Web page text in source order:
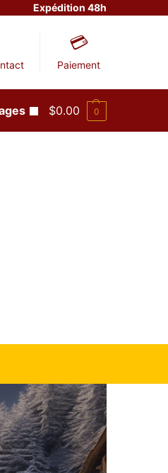
Expédition 48h
Paiement
$0.00 0